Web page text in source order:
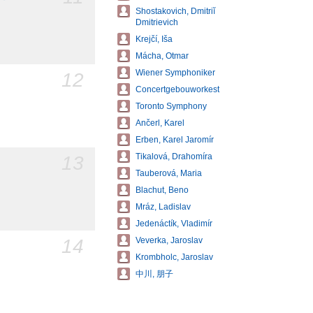
12
14
Shostakovich, Dmitriĭ
Dmitrievich
Krejčí, Iša
Mácha, Otmar
Wiener Symphoniker
Concertgebouworkest
Toronto Symphony
Ančerl, Karel
Erben, Karel Jaromír
Tikalová, Drahomíra
Tauberová, Maria
Blachut, Beno
Mráz, Ladislav
Jedenáctík, Vladimír
Veverka, Jaroslav
Krombholc, Jaroslav
中川, 朋子